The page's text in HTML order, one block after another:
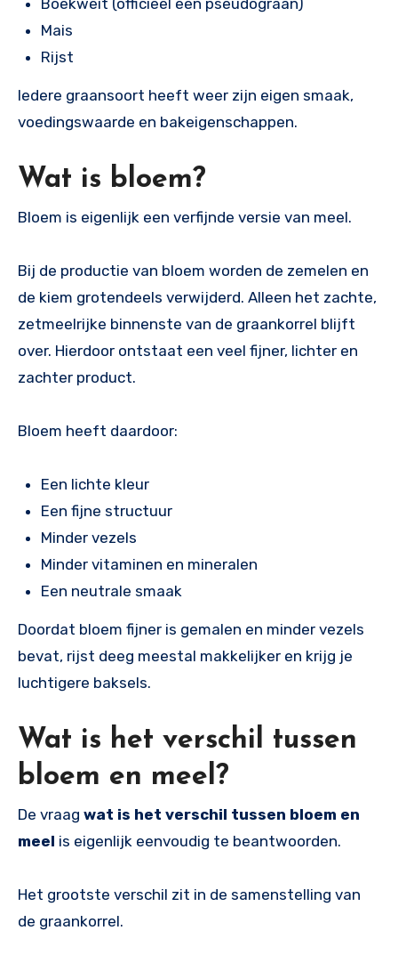
Boekweit (officieel een pseudograan)
Mais
Rijst
Iedere graansoort heeft weer zijn eigen smaak,
voedingswaarde en bakeigenschappen.
Wat is bloem?
Bloem is eigenlijk een verfijnde versie van meel.
Bij de productie van bloem worden de zemelen en
de kiem grotendeels verwijderd. Alleen het zachte,
zetmeelrijke binnenste van de graankorrel blijft
over. Hierdoor ontstaat een veel fijner, lichter en
zachter product.
Bloem heeft daardoor:
Een lichte kleur
Een fijne structuur
Minder vezels
Minder vitaminen en mineralen
Een neutrale smaak
Doordat bloem fijner is gemalen en minder vezels
bevat, rijst deeg meestal makkelijker en krijg je
luchtigere baksels.
Wat is het verschil tussen
bloem en meel?
De vraag wat is het verschil tussen bloem en
meel is eigenlijk eenvoudig te beantwoorden.
Het grootste verschil zit in de samenstelling van
de graankorrel.